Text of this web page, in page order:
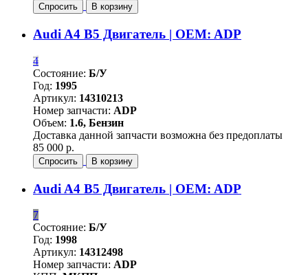
Спросить В корзину
Audi A4 B5 Двигатель | OEM: ADP
4
Состояние: Б/У
Год: 1995
Артикул: 14310213
Номер запчасти: ADP
Объем: 1.6, Бензин
Доставка данной запчасти возможна без предоплаты
85 000 р.
Спросить В корзину
Audi A4 B5 Двигатель | OEM: ADP
7
Состояние: Б/У
Год: 1998
Артикул: 14312498
Номер запчасти: ADP